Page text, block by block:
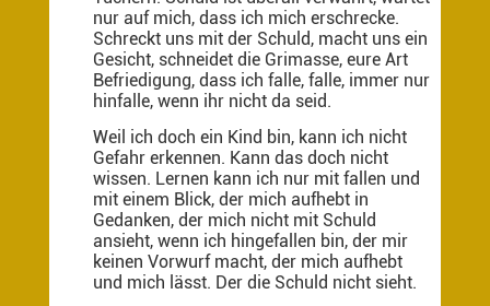
nur auf mich, dass ich mich erschrecke.
Schreckt uns mit der Schuld, macht uns ein
Gesicht, schneidet die Grimasse, eure Art
Befriedigung, dass ich falle, falle, immer nur
hinfalle, wenn ihr nicht da seid.
Weil ich doch ein Kind bin, kann ich nicht
Gefahr erkennen. Kann das doch nicht
wissen. Lernen kann ich nur mit fallen und
mit einem Blick, der mich aufhebt in
Gedanken, der mich nicht mit Schuld
ansieht, wenn ich hingefallen bin, der mir
keinen Vorwurf macht, der mich aufhebt
und mich lässt. Der die Schuld nicht sieht.